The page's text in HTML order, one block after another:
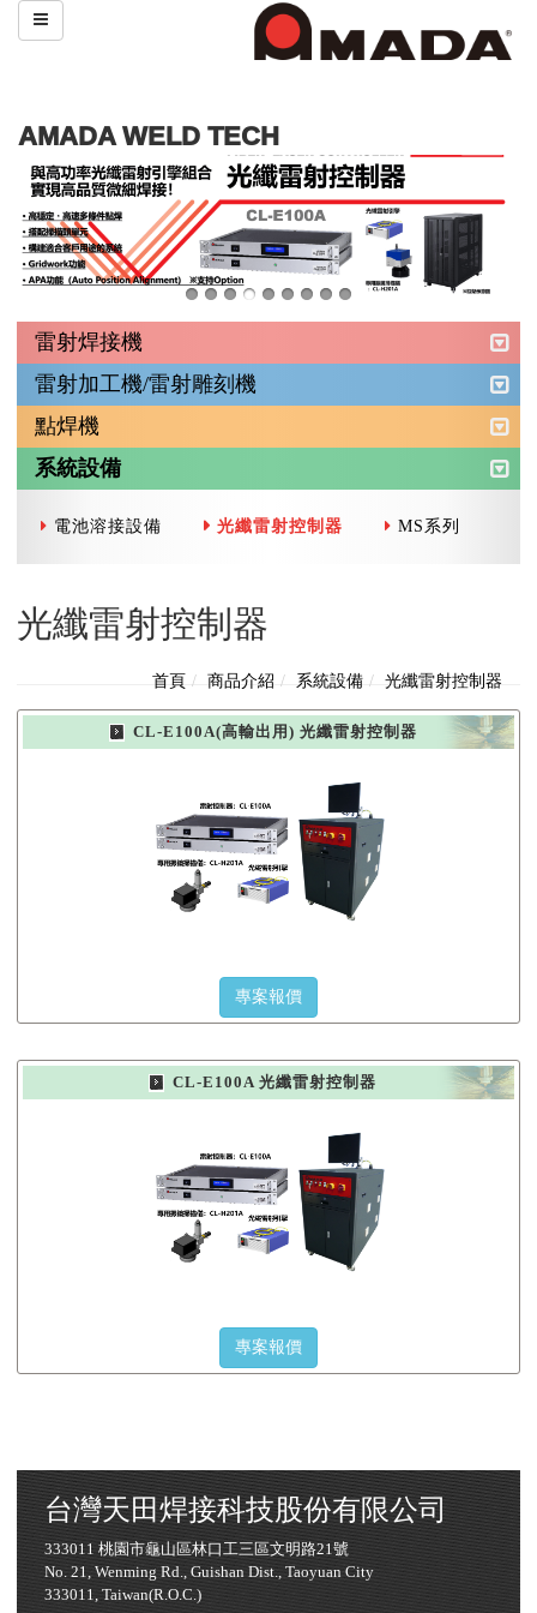
AMADA WELD TECH
雷射焊接機
雷射加工機/雷射雕刻機
點焊機
系統設備
電池溶接設備 光纖雷射控制器 MS系列
光纖雷射控制器
首頁 商品介紹 系統設備 光纖雷射控制器
CL-E100A(高輸出用) 光纖雷射控制器
專案報價
CL-E100A 光纖雷射控制器
專案報價
台灣天田焊接科技股份有限公司
333011 桃園市龜山區林口工三區文明路21號
No. 21, Wenming Rd., Guishan Dist., Taoyuan City
333011, Taiwan(R.O.C.)